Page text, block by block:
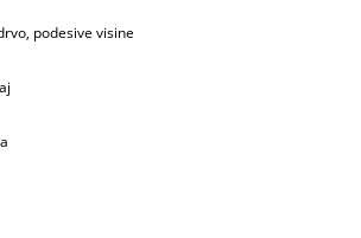
podesive visine